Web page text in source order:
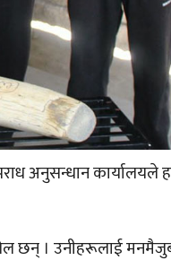
अनुसन्धान कार्यालयले
छन् । उनीहरूलाई